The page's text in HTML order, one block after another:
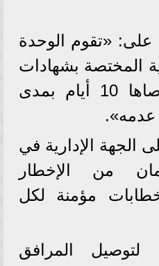
على: «تقوم الوحدة
المختصة بشهادات
مؤمنة في مدة أقصاها 10 أيام بمدى
عدمه».
الجهة الإدارية في
من الإخطار
مؤمنة لكل
لتوصيل المرافق